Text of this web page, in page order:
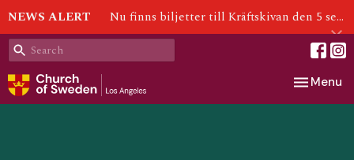
NEWS ALERT Nu finns biljetter till Kräftskivan den 5 september!
Toggle
Menu